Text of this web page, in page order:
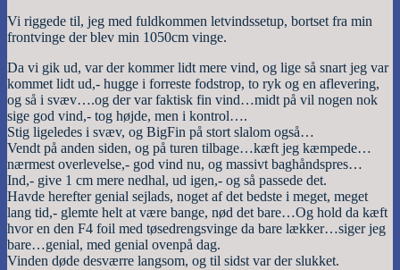
Vi riggede til, jeg med fuldkommen letvindssetup, bortset fra min
frontvinge der blev min 1050cm vinge.
Da vi gik ud, var der kommer lidt mere vind, og lige så snart jeg var
kommet lidt ud,- hugge i forreste fodstrop, to ryk og en aflevering,
og så i svæv….og der var faktisk fin vind…midt på vil nogen nok
sige god vind,- tog højde, men i kontrol….
Stig ligeledes i svæv, og BigFin på stort slalom også…
Vendt på anden siden, og på turen tilbage…kæft jeg kæmpede…
nærmest overlevelse,- god vind nu, og massivt baghåndspres…
Ind,- give 1 cm mere nedhal, ud igen,- og så passede det.
Havde herefter genial sejlads, noget af det bedste i meget, meget
lang tid,- glemte helt at være bange, nød det bare…Og hold da kæft
hvor en den F4 foil med tøsedrengsvinge da bare lækker…siger jeg
bare…genial, med genial ovenpå dag.
Vinden døde desværre langsom, og til sidst var der slukket.